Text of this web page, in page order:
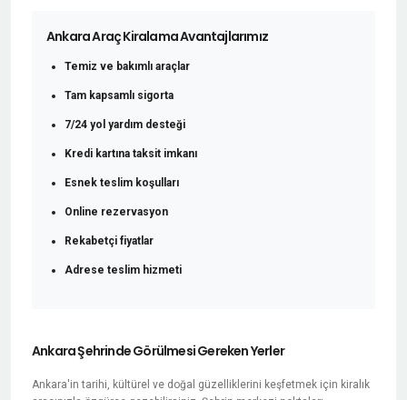
Ankara Araç Kiralama Avantajlarımız
Temiz ve bakımlı araçlar
Tam kapsamlı sigorta
7/24 yol yardım desteği
Kredi kartına taksit imkanı
Esnek teslim koşulları
Online rezervasyon
Rekabetçi fiyatlar
Adrese teslim hizmeti
Ankara Şehrinde Görülmesi Gereken Yerler
Ankara'in tarihi, kültürel ve doğal güzelliklerini keşfetmek için kiralık